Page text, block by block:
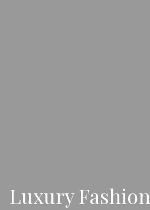
Luxury Fashion